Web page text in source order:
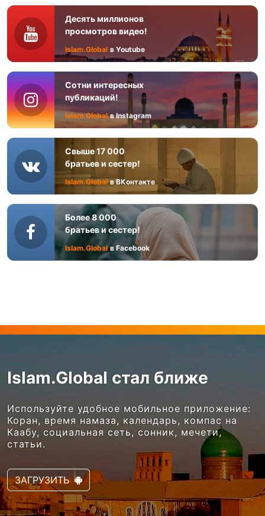
Десять миллионов
просмотров видео!
Islam.Global в Youtube
Сотни интересных
публикаций!
Islam.Global в Instagram
Свыше 17 000
братьев и сестер!
Islam.Global в ВКонтакте
Более 8 000
братьев и сестер!
Islam.Global в Facebook
Islam.Global стал ближе
Используйте удобное мобильное приложение:
Коран, время намаза, календарь, компас на
Каабу, социальная сеть, сонник, мечети,
статьи.
ЗАГРУЗИТЬ